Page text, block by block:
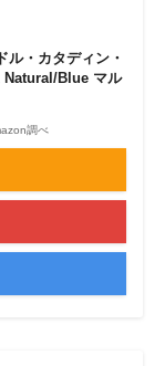
ル・カタディン・
Natural/Blue マル
調べ